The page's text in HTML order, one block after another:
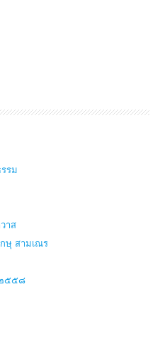
รม
าส
ษุ สามเณร
๒๕๕๘